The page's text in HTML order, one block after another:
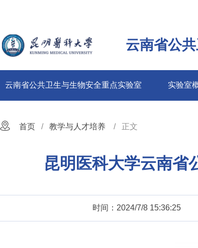
云南省公
云南省公共卫生与生物安全重点实验室 实验室
首页 教学与人才培养 正文
昆明医科大学云南省
时间：2024/7/8 15:36:25